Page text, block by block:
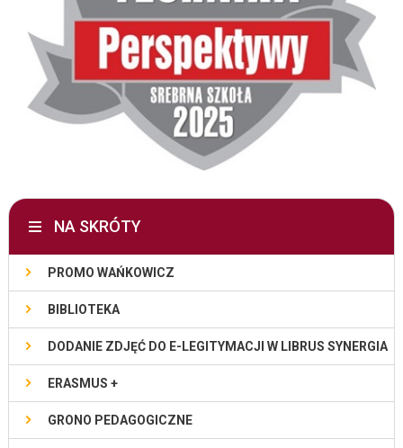
NA SKRÓTY
PROMO WAŃKOWICZ
BIBLIOTEKA
DODANIE ZDJĘĆ DO E-LEGITYMACJI W LIBRUS SYNERGIA
ERASMUS +
GRONO PEDAGOGICZNE